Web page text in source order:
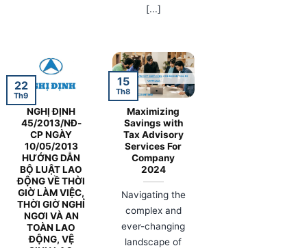
[...]
NGHỊ ĐỊNH
45/2013/NĐ-
CP NGÀY
10/05/2013
HƯỚNG DẪN
BỘ LUẬT LAO
ĐỘNG VỀ THỜI
GIỜ LÀM VIỆC,
THỜI GIỜ NGHỈ
NGƠI VÀ AN
TOÀN LAO
ĐỘNG, VỆ
22
Th9
Maximizing
Savings with
Tax Advisory
Services For
Company
2024
Navigating the
complex and
ever-changing
landscape of
15
Th8